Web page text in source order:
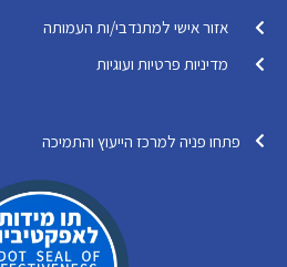
אזור אישי למתנדבי/ות העמותה
מדיניות פרטיות ועוגיות
פתחו פניה למרכז הייעוץ והתמיכה